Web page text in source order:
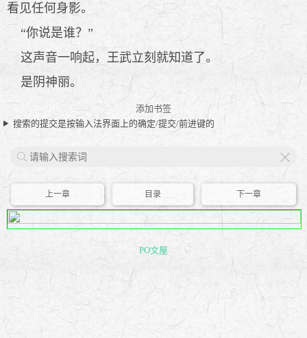
看见任何身影。
“你说是谁？”
这声音一响起，王武立刻就知道了。
是阴神丽。
添加书签
搜索的提交是按输入法界面上的确定/提交/前进键的
上一章 目录 下一章
PO文屋